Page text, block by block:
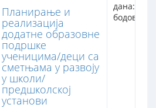
Планирање и
реализација
додатне образовне
подршке
ученицима/деци са
сметњама у развоју
у школи/
предшколској
установи
дана: 2
бодова: 16